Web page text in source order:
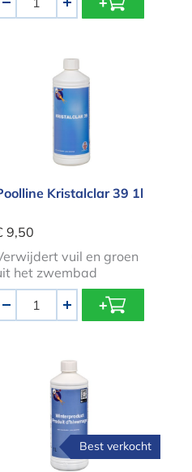
+
Poolline Kristalclar 39 1l
Kristalclar 39 1l
9,50
vuil en groen
het zwembad
+
ctx607
Winterproduct 1l
Best verkocht